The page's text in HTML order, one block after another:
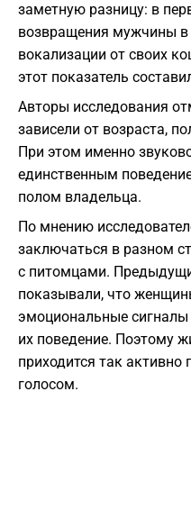
заметную разницу: в
возвращения мужчины
вокализации от своих
этот показатель
Авторы исследования
зависели от возраста,
При этом именно
единственным
полом владельца.
По мнению
заключаться в разном
с питомцами.
показывали, что
эмоциональные
их поведение. Поэтому
приходится так
голосом.